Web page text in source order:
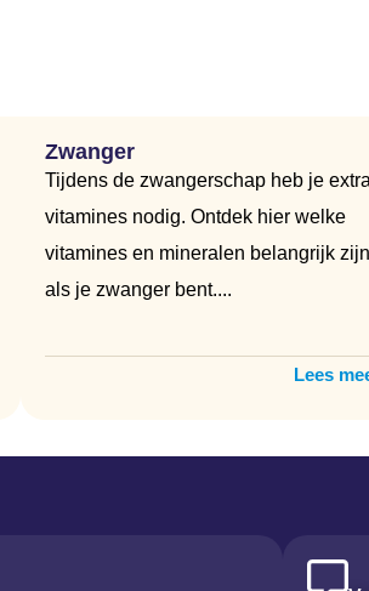
Zwanger
Tijdens de zwangerschap heb je extra
vitamines nodig. Ontdek hier welke
vitamines en mineralen belangrijk zijn
als je zwanger bent....
Lees